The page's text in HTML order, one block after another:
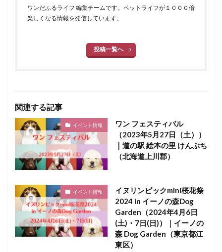
ワンだふるライフ 編集チームです。ペットライフが１０００倍
楽しくなる情報を発信しています。
投稿一覧へ
関連する記事
イベント情報
ワン フェスティバル
（2023年5月27日（土））
｜道の駅 絵本の里 けんぶち
（北海道上川郡）
イベント情報
イヌリンピックmini桜花祭
2024 in イーノの森Dog
Garden（2024年4月6日
(土)・7日(日)）｜イーノの
森 Dog Garden（東京都江
東区）